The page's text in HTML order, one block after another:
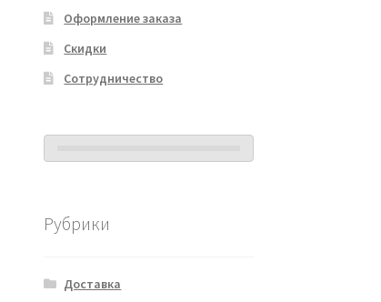
Оформление заказа
Скидки
Сотрудничество
Рубрики
Доставка